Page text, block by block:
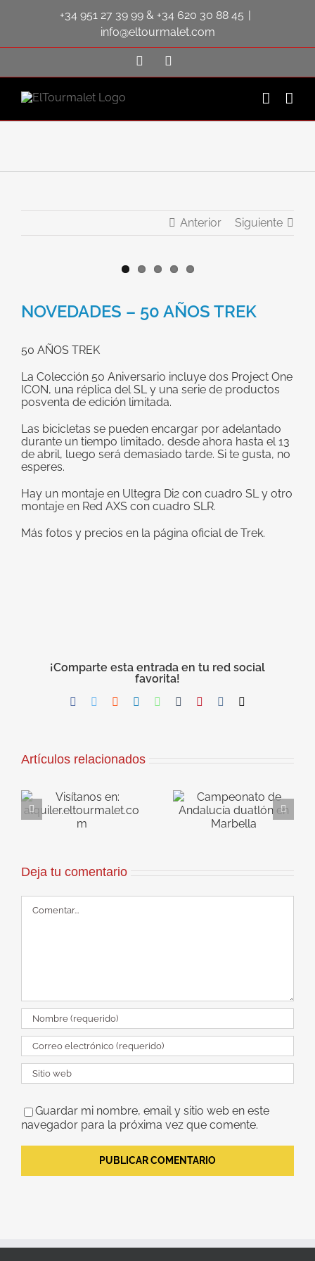
+34 951 27 39 99 & +34 620 30 88 45 |
info@eltourmalet.com
Facebook
Anterior Siguiente
más
grande
NOVEDADES – 50 AÑOS TREK
50 AÑOS TREK
La Colección 50 Aniversario incluye dos Project One
ICON, una réplica del SL y una serie de productos
posventa de edición limitada.
Las bicicletas se pueden encargar por adelantado
durante un tiempo limitado, desde ahora hasta el 13
de abril, luego será demasiado tarde. Si te gusta, no
esperes.
Hay un montaje en Ultegra Di2 con cuadro SL y otro
montaje en Red AXS con cuadro SLR.
Más fotos y precios en la página oficial de Trek.
¡Comparte esta entrada en tu red social
favorita!
Facebook
TwitterReddit LinkedInWhatsApp
TumblrPinterest
Artículos relacionados
Campeonato de
Andalucía
duatlón en
VI Rally Puerto
Deja tu comentario
Guardar mi nombre, email y sitio web en este
navegador para la próxima vez que comente.